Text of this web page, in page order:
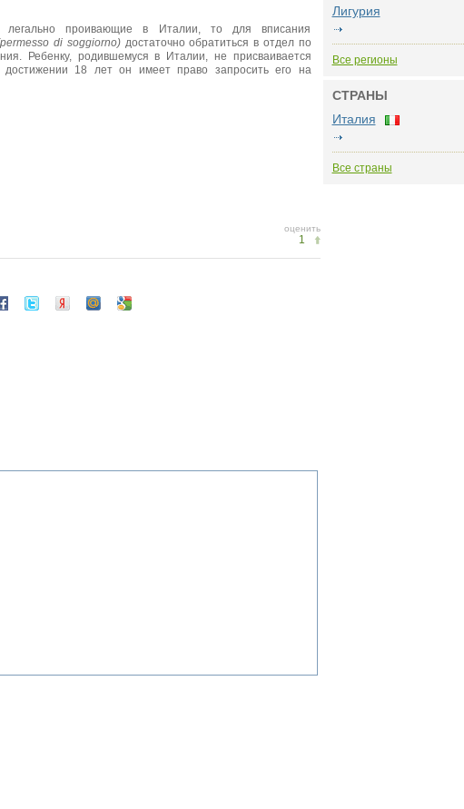
легально проивающие в Италии, то для вписания
di soggiorno)достаточно обратиться в отдел по
Ребенку, родившемуся в Италии, не присваивается
достижении 18 лет он имеет право запросить его на
оценить
1
Лигурия
Все регионы
СТРАНЫ
Италия
Все страны